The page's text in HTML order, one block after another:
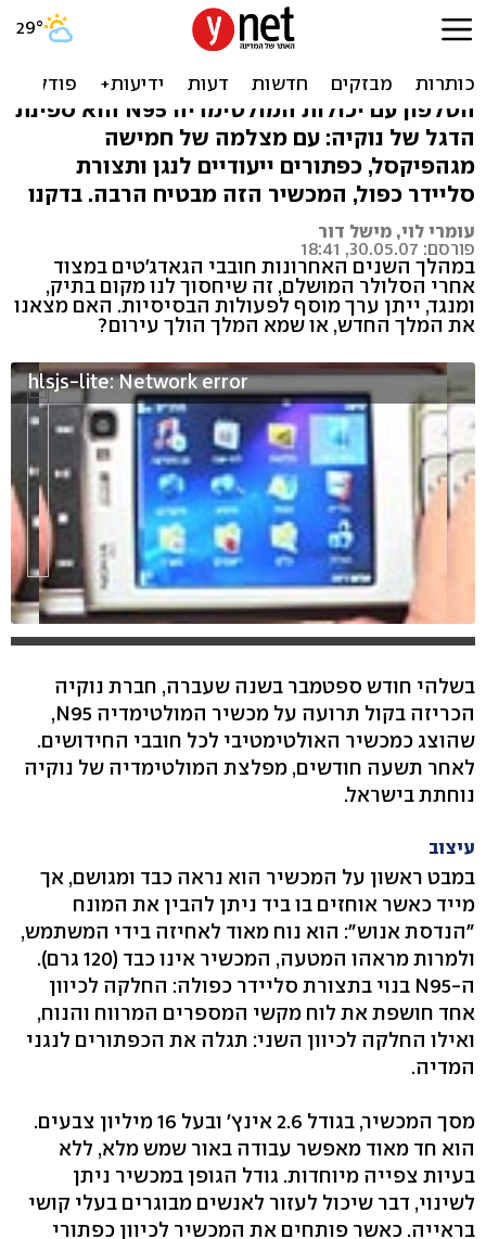
סקירה: טלפון המולטימדיה
הטלפון עם יכולות המולטימדיה N95 הוא ספינת
הדגל של נוקיה: עם מצלמה של חמישה
מגהפיקסל, כפתורים ייעודיים לנגן ותצורת
סליידר כפול, המכשיר הזה מבטיח הרבה. בדקנו
עומרי לוי, מישל דור
פורסם: 30.05.07, 18:41
במהלך השנים האחרונות חובבי הגאדג'טים במצוד
אחרי הסלולר המושלם, זה שיחסוך לנו מקום בתיק,
ומנגד, ייתן ערך מוסף לפעולות הבסיסיות. האם מצאנו
את המלך החדש, או שמא המלך הולך עירום?
hlsjs-lite: Network error
בשלהי חודש ספטמבר בשנה שעברה, חברת נוקיה
הכריזה בקול תרועה על מכשיר המולטימדיה N95,
שהוצג כמכשיר האולטימטיבי לכל חובבי החידושים.
לאחר תשעה חודשים, מפלצת המולטימדיה של נוקיה
נוחתת בישראל.
עיצוב
במבט ראשון על המכשיר הוא נראה כבד ומגושם, אך
מייד כאשר אוחזים בו ביד ניתן להבין את המונח
"הנדסת אנוש": הוא נוח מאוד לאחיזה בידי המשתמש,
ולמרות מראהו המטעה, המכשיר אינו כבד (120 גרם).
ה-N95 בנוי בתצורת סליידר כפולה: החלקה לכיוון
אחד חושפת את לוח מקשי המספרים המרווח והנוח,
ואילו החלקה לכיוון השני: תגלה את הכפתורים לנגני
המדיה.
מסך המכשיר, בגודל 2.6 אינץ' ובעל 16 מיליון צבעים.
הוא חד מאוד מאפשר עבודה באור שמש מלא, ללא
בעיות צפייה מיוחדות. גודל הגופן במכשיר ניתן
לשינוי, דבר שיכול לעזור לאנשים מבוגרים בעלי קושי
בראייה. כאשר פותחים את המכשיר לכיוון כפתורי